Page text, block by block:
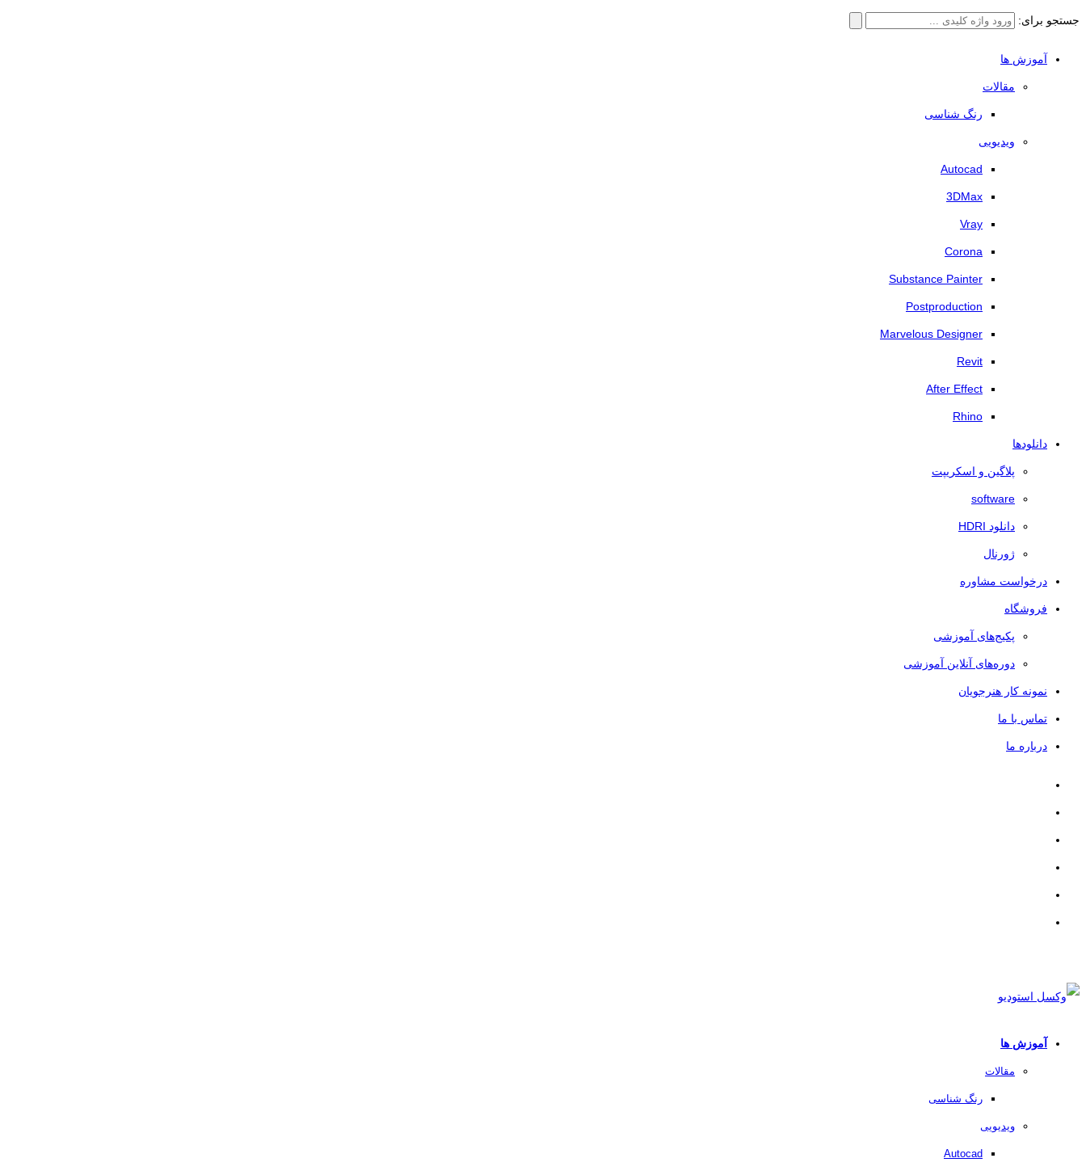
جستجو برای:
آموزش ها
مقالات
رنگ شناسی
ویدیویی
Autocad
3DMax
Vray
Corona
Substance Painter
Postproduction
Marvelous Designer
Revit
After Effect
Rhino
دانلودها
پلاگین و اسکریپت
software
دانلود HDRI
ژورنال
درخواست مشاوره
فروشگاه
پکیج‌های آموزشی
دوره‌های آنلاین آموزشی
نمونه کار هنرجویان
تماس با ما
درباره ما
آموزش ها
مقالات
رنگ شناسی
ویدیویی
Autocad